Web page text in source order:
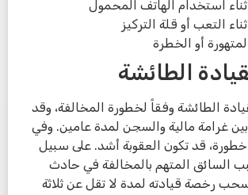
أثناء استخدام الهاتف المحمول
التعب أو قلة التركيز
أو الخطرة
الطائشة
الطائشة وفقاً لخطورة المخالفة، وقد
بين غرامة مالية والسجن لمدة عامين. وفي
خطورة، قد تكون العقوبة أشد. على سبيل
السائق المتهم بالمخالفة في حادث
رخصة قيادته لمدة لا تقل عن ثلاثة